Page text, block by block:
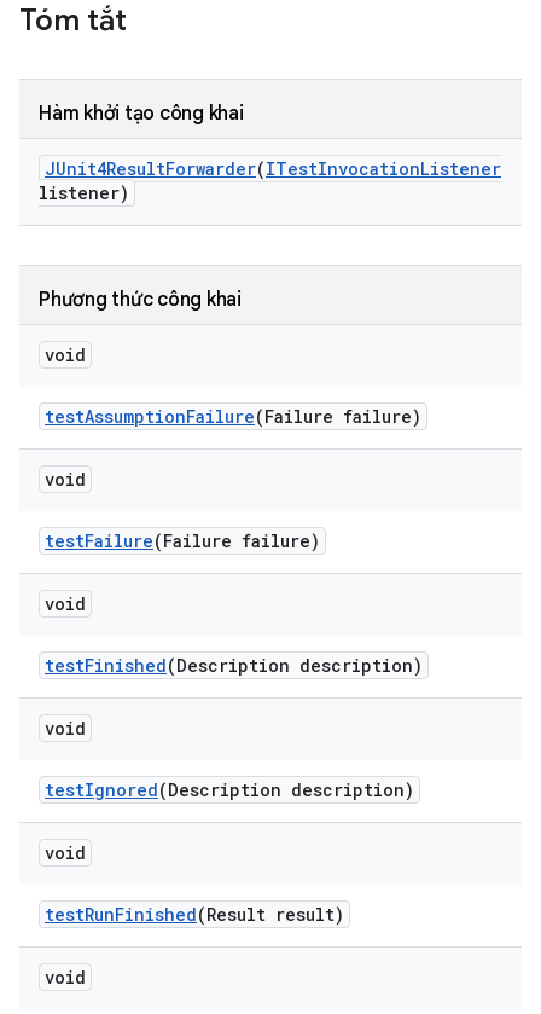
Tóm tắt
Hàm khởi tạo công khai
JUnit4ResultForwarder(ITestInvocationListener
listener)
Phương thức công khai
void
testAssumptionFailure(Failure failure)
void
testFailure(Failure failure)
void
testFinished(Description description)
void
testIgnored(Description description)
void
testRunFinished(Result result)
void